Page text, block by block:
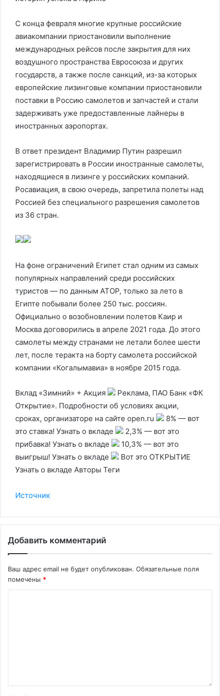
С конца февраля многие крупные российские
авиакомпании приостановили выполнение
международных рейсов после закрытия для них
воздушного пространства Евросоюза и других
государств, а также после санкций, из-за которых
европейские лизинговые компании приостановили
поставки в Россию самолетов и запчастей и стали
задерживать уже предоставленные лайнеры в
иностранных аэропортах.
В ответ президент Владимир Путин разрешил
зарегистрировать в России иностранные самолеты,
находящиеся в лизинге у российских компаний.
Росавиация, в свою очередь, запретила полеты над
Россией без специального разрешения самолетов
из 36 стран.
На фоне ограничений Египет стал одним из самых
популярных направлений среди российских
туристов — по данным АТОР, только за лето в
Египте побывали более 250 тыс. россиян.
Официально о возобновлении полетов Каир и
Москва договорились в апреле 2021 года. До этого
самолеты между странами не летали более шести
лет, после теракта на борту самолета российской
компании «Когалымавиа» в ноябре 2015 года.
Вклад «Зимний» + Акция
Реклама, ПАО Банк «ФК
Открытие». Подробности об условиях акции,
сроках, организаторе на сайте open.ru
8% — вот
это ставка! Узнать о вкладе
2,3% — вот это
прибавка! Узнать о вкладе
10,3% — вот это
выигрыш! Узнать о вкладе
Вот это ОТКРЫТИЕ
Узнать о вкладе Авторы Теги
Источник
Добавить комментарий
Ваш адрес email не будет опубликован. Обязательные поля
помечены *